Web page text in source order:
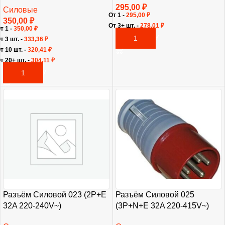
Силовые
350,00 ₽
В КОРЗИНУ
1 - 350,00 ₽
3 шт. - 333,36 ₽
10 шт. - 320,41 ₽
20+ шт. - 304,11 ₽
295,00 ₽
В КОРЗИНУ
От 1 - 295,00 ₽
От 3+ шт. - 278,01 ₽
Разъём Силовой 023 (2P+E
32A 220-240V~)
Разъём Силовой 025
(3P+N+E 32A 220-415V~)